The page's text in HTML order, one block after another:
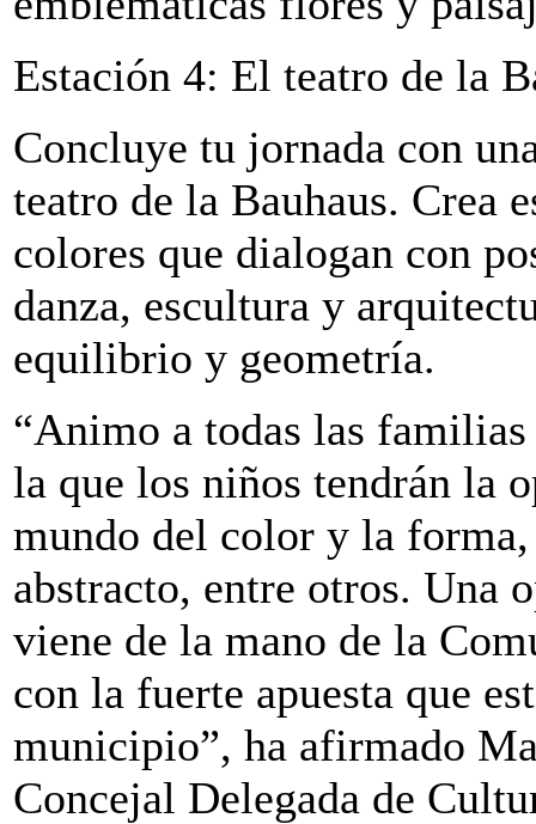
Estación 4: El teatro de la
Concluye tu jornada con
teatro de la Bauhaus. Crea
colores que dialogan con
danza, escultura y
equilibrio y geometría.
“Animo a todas las
la que los niños tendrán la
mundo del color y la
abstracto, entre otros. Una
viene de la mano de la
con la fuerte apuesta que
municipio”, ha afirmado
Concejal Delegada de